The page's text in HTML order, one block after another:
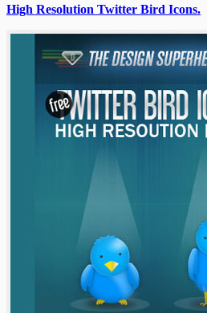
High Resolution Twitter Bird Icons.